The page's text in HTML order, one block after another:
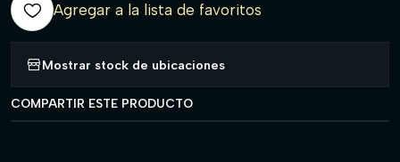
Agregar a la lista de favoritos
Mostrar stock de ubicaciones
COMPARTIR ESTE PRODUCTO